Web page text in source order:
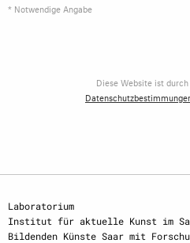
* Notwendige Angabe
Diese Website ist
Laboratorium
Institut für aktuelle Kunst im
Bildenden Künste Saar mit